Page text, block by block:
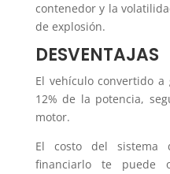
contenedor y la
de explosión.
DESVENTAJAS
El vehículo convertido
12% de la potencia,
motor.
El costo del sistema
financiarlo te puede